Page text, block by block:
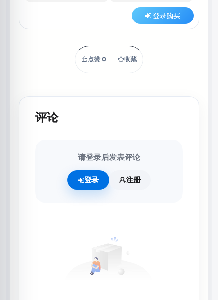
登录购买
点赞0 收藏
评论
请登录后发表评论
登录 注册